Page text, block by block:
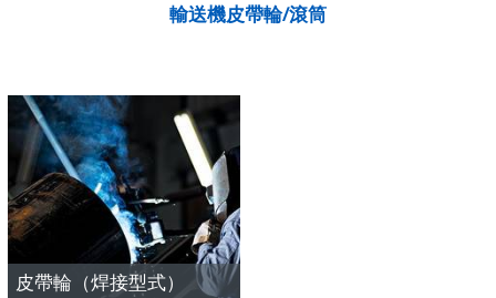
輸送機皮帶輪/滾筒
皮帶輪（焊接型式）